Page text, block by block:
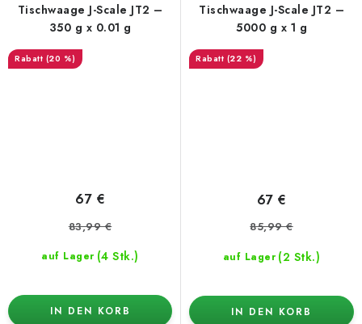
Tischwaage J-Scale JT2 –
350 g x 0.01 g
(20 %)
auf Lager (4 Stk.)
67 €
83,99 €
IN DEN KORB
Tischwaage J-Scale JT2 –
5000 g x 1 g
(22 %)
auf Lager (2 Stk.)
67 €
85,99 €
IN DEN KORB